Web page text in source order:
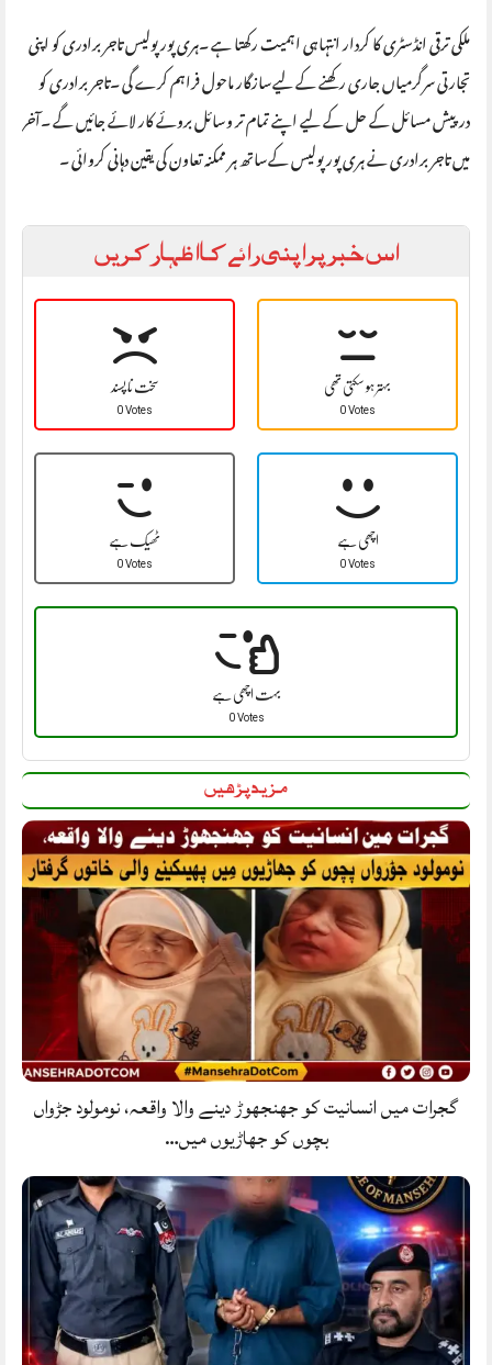
ملکی ترقی انڈسٹری کا کردار انتہاہی اہمیت رکھتا ہے ۔ہری پور پولیس تاجر برادری کو اپنی
تجارتی سرگرمیاں جاری رکھنے کے لیےسازگار ماحول فراہم کرے گی ۔تاجر برادری کو
درپیش مسائل کے حل کے لیے اپنے تمام تر وسائل بروئے کار لائے جائیں گے ۔آخر
میں تاجر برادری نے ہری پور پولیس کےساتھ ہر ممکنہ تعاون کی یقین دہانی کروائی ۔
اس خبر پر اپنی رائے کا اظہار کریں
سخت نا پسند
0 Votes
بہتر ہو سکتی تھی
0 Votes
ٹھیک ہے
0 Votes
اچھی ہے
0 Votes
بہت اچھی ہے
0 Votes
مزید پڑھیں
گجرات میں انسانیت کو جھنجھوڑ دینے والا واقعہ، نومولود جڑواں
بچوں کو جھاڑیوں میں…